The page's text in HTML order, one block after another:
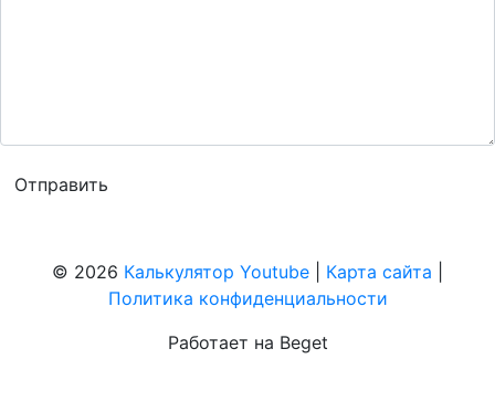
© 2026 Калькулятор Youtube Карта сайта
Политика конфиденциальности
Работает на Beget